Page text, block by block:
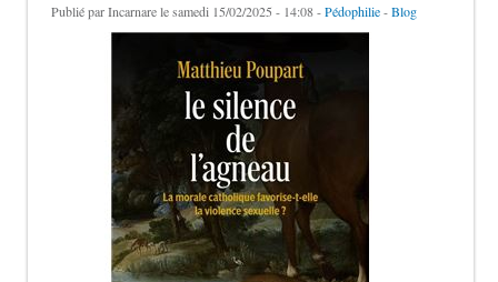
Publié parIncarnarele samedi 15/02/2025 - 14:08 -Pédophilie-Blog